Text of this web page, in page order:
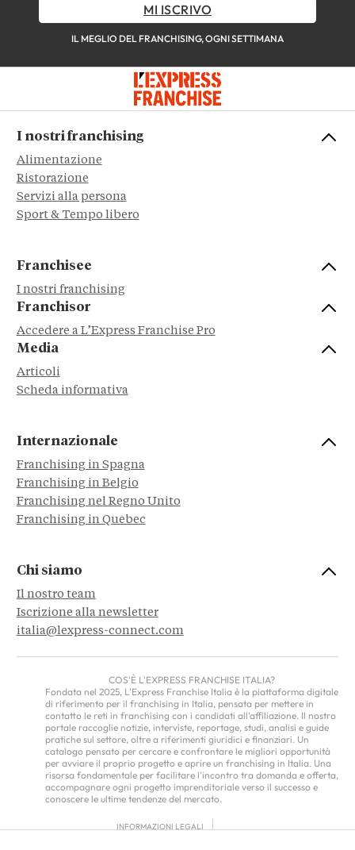
MI ISCRIVO
IL MEGLIO DEL FRANCHISING, OGNI SETTIMANA
I nostri franchising
Alimentazione
Ristorazione
Servizi alla persona
Sport & Tempo libero
Franchisee
I nostri franchising
Franchisor
Accedere a L’Express Franchise Pro
Media
Articoli
Scheda informativa
Internazionale
Franchising in Spagna
Franchising in Belgio
Franchising nel Regno Unito
Franchising in Quebec
Chi siamo
Il nostro team
Iscrizione alla newsletter
italia@lexpress-connect.com
COS'È L'EXPRESS FRANCHISE ITALIA?
Fondata nel 2025, L'Express Franchise Italia è la piattaforma digitale
di riferimento per il franchising in Italia, pensata per mettere in
contatto le reti in franchising con i candidati all'affiliazione. Il nostro
portale raccoglie notizie, interviste, reportage, studi, analisi e guide
pratiche sul settore, oltre a riferimenti giuridici e finanziari. Un
catalogo pensato per cercare e confrontare le migliori opportunità
per avviare il proprio progetto e aprire un franchising in Italia. Una
risorsa fondamentale per facilitare l'incontro tra domanda e offerta,
accompagnare ogni progetto imprenditoriale verso il successo e
conoscere le ultime tendenze del mercato.
INFORMAZIONI LEGALI